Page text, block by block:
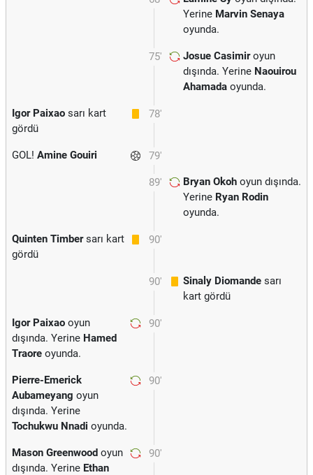
Yerine Marvin Senaya
oyunda.
75' Josue Casimiroyun
dışında. Yerine Naouirou
Ahamada oyunda.
78'
Igor Paixao sarı kart
gördü
79'
GOL! Amine Gouiri
89' Bryan Okoh oyun dışında.
Yerine Ryan Rodin
oyunda.
90'
Quinten Timbersarı kart
gördü
90' Sinaly Diomande sarı
kart gördü
90'
Igor Paixao oyun
dışında. Yerine Hamed
Traore oyunda.
90'
Pierre-Emerick
Aubameyang oyun
dışında. Yerine
Tochukwu Nnadi oyunda.
90'
Mason Greenwood oyun
dışında. Yerine Ethan